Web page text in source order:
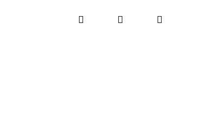
Hledat PřihlášeníNákupní